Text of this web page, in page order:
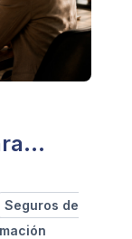
Seguros de